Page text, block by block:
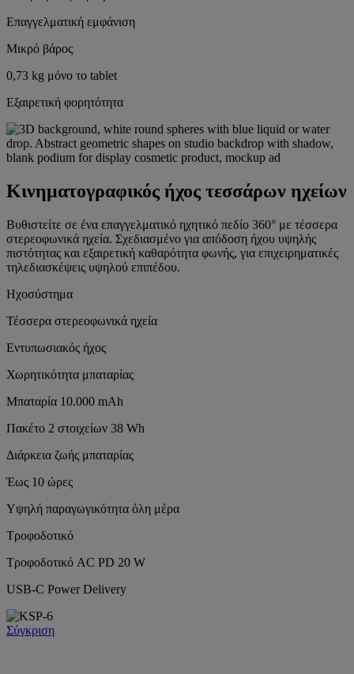
Επαγγελματική εμφάνιση
Μικρό βάρος
0,73 kg μόνο το tablet
Εξαιρετική φορητότητα
Κινηματογραφικός ήχος τεσσάρων ηχείων
Βυθιστείτε σε ένα επαγγελματικό ηχητικό πεδίο 360° με τέσσερα
στερεοφωνικά ηχεία. Σχεδιασμένο για απόδοση ήχου υψηλής
πιστότητας και εξαιρετική καθαρότητα φωνής, για επιχειρηματικές
τηλεδιασκέψεις υψηλού επιπέδου.
Ηχοσύστημα
Τέσσερα στερεοφωνικά ηχεία
Εντυπωσιακός ήχος
Χωρητικότητα μπαταρίας
Μπαταρία 10.000 mAh
Πακέτο 2 στοιχείων 38 Wh
Διάρκεια ζωής μπαταρίας
Έως 10 ώρες
Υψηλή παραγωγικότητα όλη μέρα
Τροφοδοτικό
Τροφοδοτικό AC PD 20 W
USB-C Power Delivery
Σύγκριση